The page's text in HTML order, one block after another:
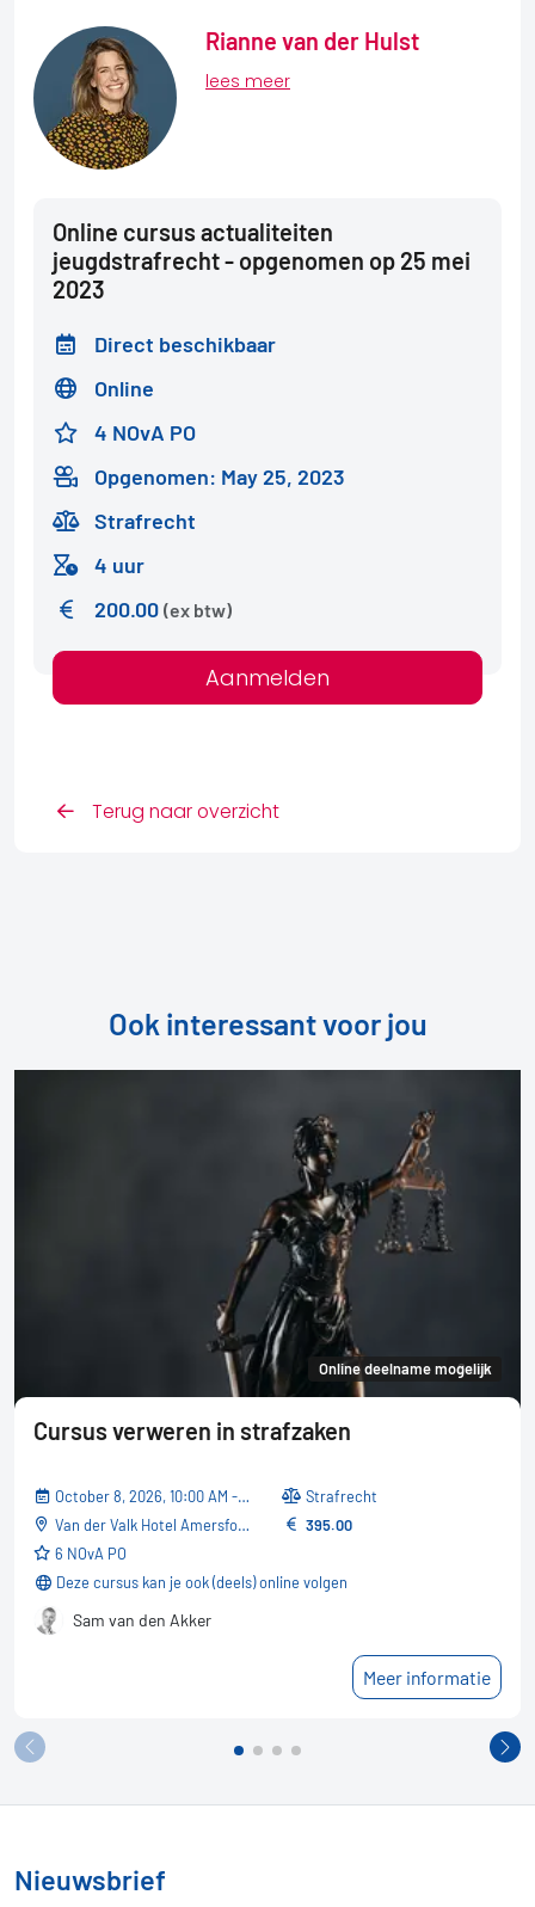
Rianne van der Hulst
lees meer
Online cursus actualiteiten
jeugdstrafrecht - opgenomen op 25 mei
2023
Direct beschikbaar
Online
4 NOvA PO
Opgenomen: May 25, 2023
Strafrecht
4 uur
200.00 (ex btw)
Aanmelden
Terug naar overzicht
Ook interessant voor jou
6 uur
Online deelname mogelijk
Cursus verweren in strafzaken
October 8, 2026, 10:00 AM - 05:30 PM
Van der Valk Hotel Amersfoort-A1
6 NOvA PO
Strafrecht
395.00
Deze cursus kan je ook (deels) online volgen
Sam van den Akker
Meer informatie
Nieuwsbrief